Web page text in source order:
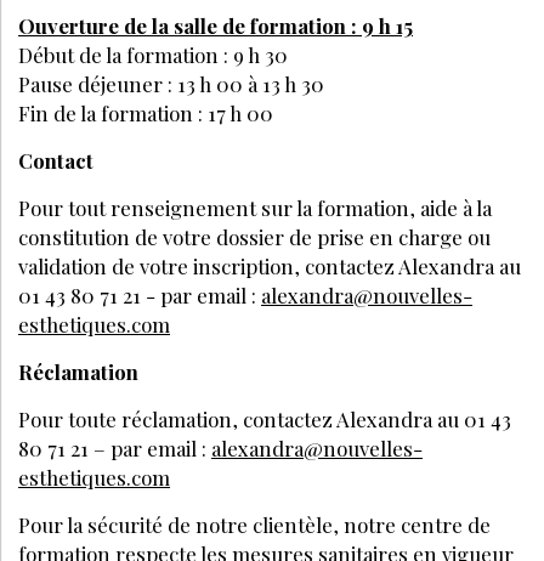
Ouverture de la salle de formation : 9 h 15
Début de la formation : 9 h 30
Pause déjeuner : 13 h 00 à 13 h 30
Fin de la formation : 17 h 00
Contact
Pour tout renseignement sur la formation, aide à la
constitution de votre dossier de prise en charge ou
validation de votre inscription, contactez Alexandra au
01 43 80 71 21 - par email : alexandra@nouvelles-
esthetiques.com
Réclamation
Pour toute réclamation, contactez Alexandra au 01 43
80 71 21 – par email : alexandra@nouvelles-
esthetiques.com
Pour la sécurité de notre clientèle, notre centre de
formation respecte les mesures sanitaires en vigueur